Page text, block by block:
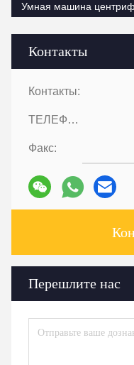
Контакты
Контакты:
ТЕЛЕФОН::
Факс:
Перешлите нас
Умная машина